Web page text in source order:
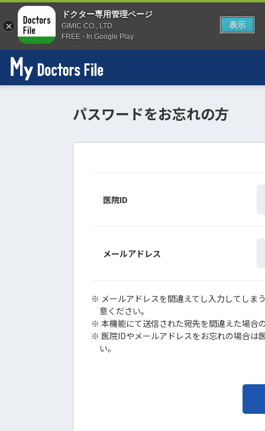
パスワードをお忘れの方
医院ID
メールアドレス
メールアドレスを間違えてし入力してしま
意ください。
本機能にて送信された宛先を間違えた場合
医院IDやメールアドレスをお忘れの場合は
い。
ドクター専用管理ページ
GIMIC CO., LTD.
FREE - In Google Play
表示